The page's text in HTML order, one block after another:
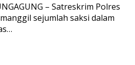
– Satreskrim Polres
sejumlah saksi dalam